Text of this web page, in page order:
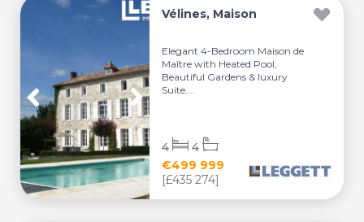
Vélines, Maison
Elegant 4-Bedroom Maison de
Maître with Heated Pool,
Beautiful Gardens & luxury
Suite....
€499 999
[£435 274]
4 4